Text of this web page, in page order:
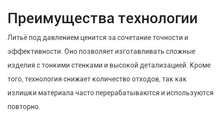
Преимущества технологии
Литьё под давлением ценится за сочетание точности и
эффективности. Оно позволяет изготавливать сложные
изделия с тонкими стенками и высокой детализацией. Кроме
того, технология снижает количество отходов, так как
излишки материала часто перерабатываются и используются
повторно.